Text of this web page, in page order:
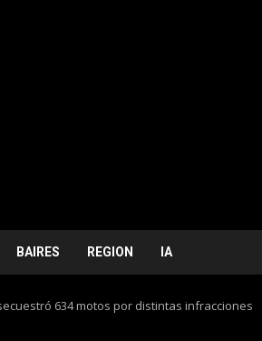
BAIRES REGION IA
634 motos por distintas infracciones